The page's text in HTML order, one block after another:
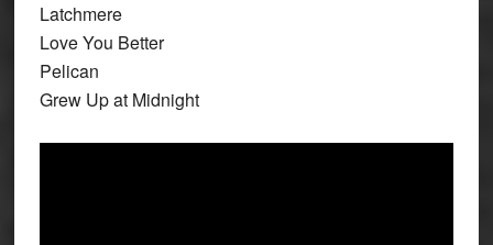
Latchmere
Love You Better
Pelican
Grew Up at Midnight